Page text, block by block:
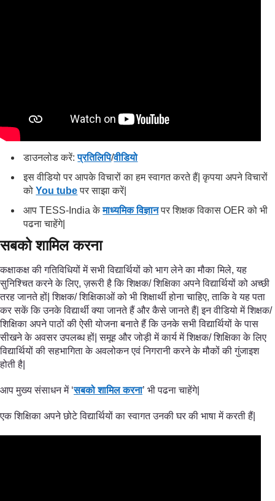
डाउनलोड करें:प्रतिलिपि/वीडियो
इस वीडियो पर आपके विचारों का हम स्वागत करते हैं| कृपया अपने विचारों
कोYou tubeपर साझा करें|
आप TESS-India केमाध्यमिक विज्ञानपर शिक्षक विकास OER को भी
पढना चाहेंगे|
सबको शामिल करना
कक्षाकक्ष की गतिविधियों में सभी विद्यार्थियों को भाग लेने का मौका मिले, यह
सुनिश्चित करने के लिए, ज़रूरी है कि शिक्षक/ शिक्षिका अपने विद्यार्थियों को अच्छी
तरह जानते हों| शिक्षक/ शिक्षिकाओं को भी शिक्षार्थी होना चाहिए, ताकि वे यह पता
कर सकें कि उनके विद्यार्थी क्या जानते हैं और कैसे जानते हैं| इन वीडियो में शिक्षक/
शिक्षिका अपने पाठों की ऐसी योजना बनाते हैं कि उनके सभी विद्यार्थियों के पास
सीखने के अवसर उपलब्ध हों| समूह और जोड़ी में कार्य में शिक्षक/ शिक्षिका के लिए
विद्यार्थियों की सहभागिता के अवलोकन एवं निगरानी करने के मौकों की गुंजाइश
होती है|
आप मुख्य संसाधन में ‘सबको शामिल करना’ भी पढना चाहेंगे|
एक शिक्षिका अपने छोटे विद्यार्थियों का स्वागत उनकी घर की भाषा में करती हैं|